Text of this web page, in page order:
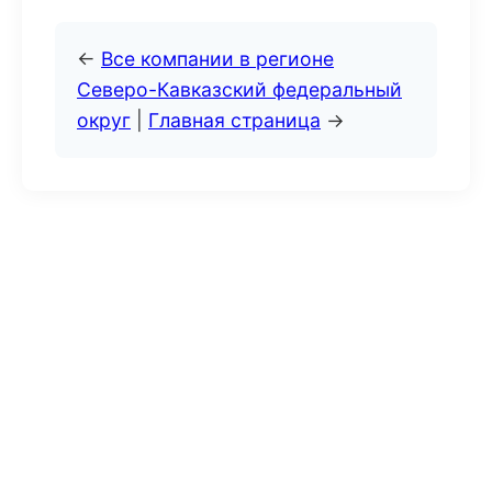
← Все компании в регионе
Северо-Кавказский федеральный
округ
Главная страница →